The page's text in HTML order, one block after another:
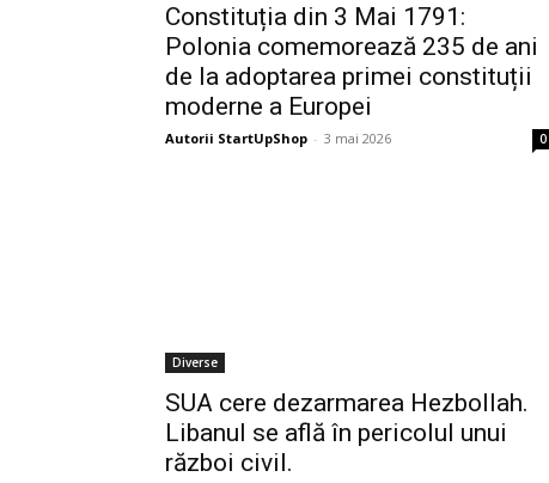
Constituția din 3 Mai 1791:
Polonia comemorează 235 de ani
de la adoptarea primei constituții
moderne a Europei
Autorii StartUpShop - 3 mai 2026 0
Diverse
SUA cere dezarmarea Hezbollah.
Libanul se află în pericolul unui
război civil.